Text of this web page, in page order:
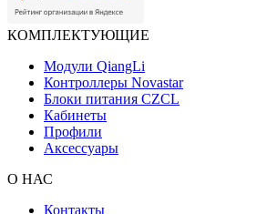
КОМПЛЕКТУЮЩИЕ
Модули QiangLi
Контроллеры Novastar
Блоки питания CZCL
Кабинеты
Профили
Аксессуары
О НАС
Контакты